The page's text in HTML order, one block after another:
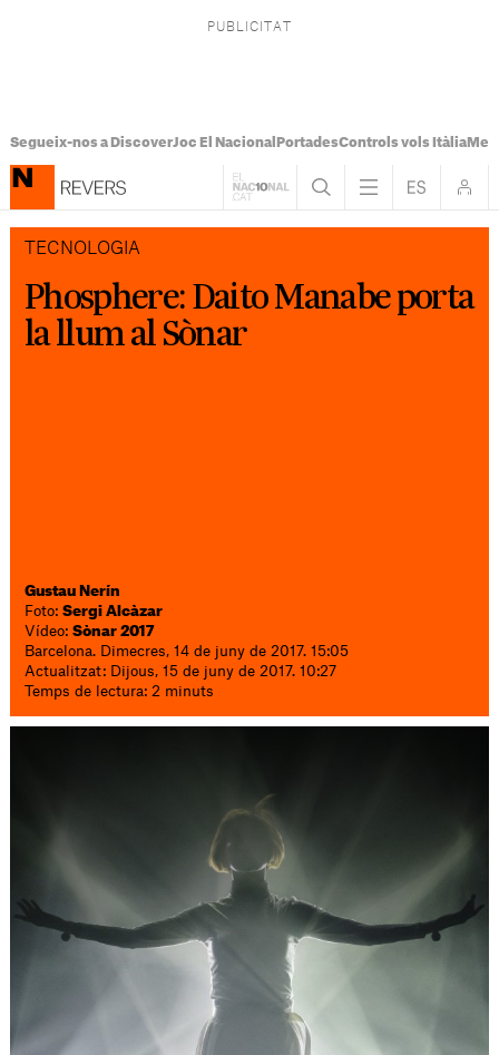
Segueix-nos a DiscoverJoc El Nacional PortadesControls vols Itàlia
TECNOLOGIA
Phosphere: Daito Manabe porta
la llum al Sònar
Gustau Nerín
Foto:Sergi Alcàzar
Vídeo:Sònar 2017
Barcelona. Dimecres, 14 de juny de 2017. 15:05
Actualitzat: Dijous, 15 de juny de 2017. 10:27
Temps de lectura: 2 minuts